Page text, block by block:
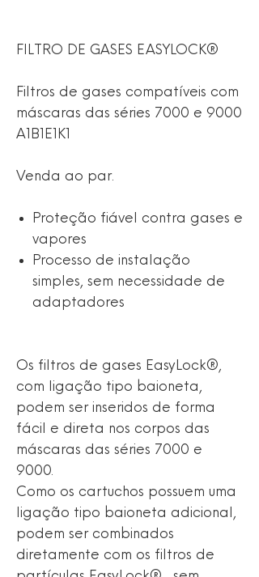
FILTRO DE GASES EASYLOCK®
Filtros de gases compatíveis com
máscaras das séries 7000 e 9000
A1B1E1K1
Venda ao par.
Proteção fiável contra gases e
vapores
Processo de instalação
simples, sem necessidade de
adaptadores
Os filtros de gases EasyLock®,
com ligação tipo baioneta,
podem ser inseridos de forma
fácil e direta nos corpos das
máscaras das séries 7000 e
9000.
Como os cartuchos possuem uma
ligação tipo baioneta adicional,
podem ser combinados
diretamente com os filtros de